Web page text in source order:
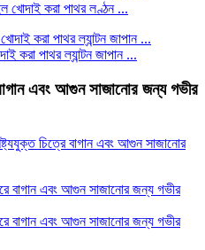
খোদাই করা পাথর লণ্ঠন ...
করা পাথর ল্যান্টন জাপান ...
এবং আগুন সাজানোর জন্য গভীর